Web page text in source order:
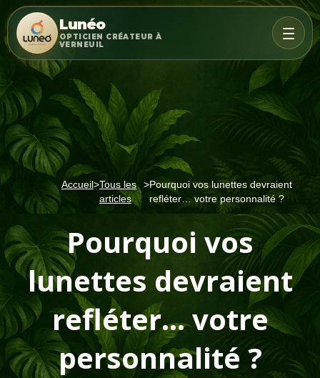
Lunéo
OPTICIEN CRÉATEUR À
VERNEUIL
Accueil>Tous les
articles
>Pourquoi vos lunettes devraient
refléter… votre personnalité ?
Pourquoi vos
lunettes devraient
refléter… votre
personnalité ?